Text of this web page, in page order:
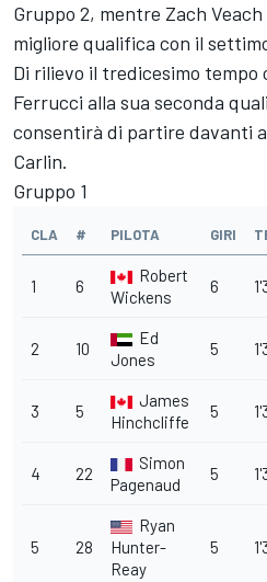
Gruppo 2, mentre Zach
migliore qualifica con il
Di rilievo il tredicesimo
Ferrucci alla sua seconda
consentirà di partire davanti
Carlin.
Gruppo 1
CLA # PILOTA GIRI
1 6
Robert
Wickens
6
2 10
Ed
Jones
5
3 5
James
Hinchcliffe
5
4 22
Simon
Pagenaud
5
5 28
Ryan
Hunter-
Reay
5